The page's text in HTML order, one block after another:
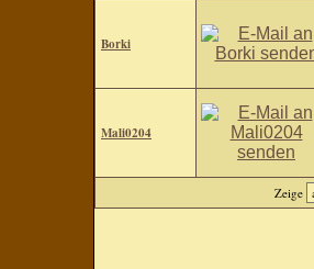
Borki
Mali0204
Zeige